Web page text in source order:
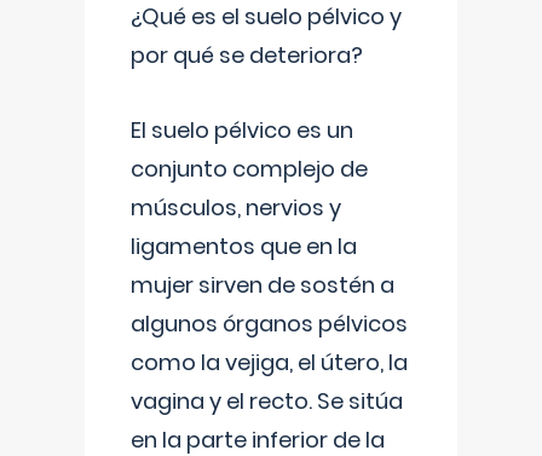
¿Qué es el suelo pélvico y
por qué se deteriora?
El suelo pélvico es un
conjunto complejo de
músculos, nervios y
ligamentos que en la
mujer sirven de sostén a
algunos órganos pélvicos
como la vejiga, el útero, la
vagina y el recto. Se sitúa
en la parte inferior de la